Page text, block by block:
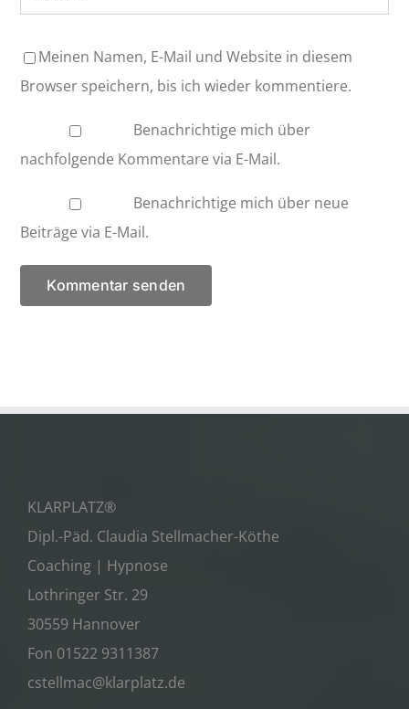
Meinen Namen, E-Mail und Website in diesem
Browser speichern, bis ich wieder kommentiere.
Benachrichtige mich über
nachfolgende Kommentare via E-Mail.
Benachrichtige mich über neue
Beiträge via E-Mail.
KLARPLATZ®
Dipl.-Päd. Claudia Stellmacher-Köthe
Coaching | Hypnose
Lothringer Str. 29
30559 Hannover
Fon 01522 9311387
cstellmac@klarplatz.de